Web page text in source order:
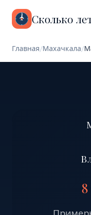
Сколько
Главная/Махачкала/